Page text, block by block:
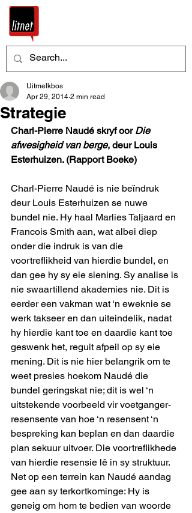
Strategie
Uitmelkbos
Apr 29, 2014 2 min read
Charl-Pierre Naudé skryf oor Die
afwesigheid van berge, deur Louis
Esterhuizen. (Rapport Boeke)
Charl-Pierre Naudé is nie beïndruk
deur Louis Esterhuizen se nuwe
bundel nie. Hy haal Marlies Taljaard en
Francois Smith aan, wat albei diep
onder die indruk is van die
voortreflikheid van hierdie bundel, en
dan gee hy sy eie siening. Sy analise is
nie swaartillend akademies nie. Dit is
eerder een vakman wat ‘n eweknie se
werk takseer en dan uiteindelik, nadat
hy hierdie kant toe en daardie kant toe
geswenk het, reguit afpeil op sy eie
mening. Dit is nie hier belangrik om te
weet presies hoekom Naudé die
bundel geringskat nie; dit is wel ‘n
uitstekende voorbeeld vir voetganger-
resensente van hoe ‘n resensent ‘n
bespreking kan beplan en dan daardie
plan sekuur uitvoer. Die voortreflikhede
van hierdie resensie lê in sy struktuur.
Net op een terrein kan Naudé aandag
gee aan sy terkortkominge: Hy is
geneig om hom te bedien van woorde